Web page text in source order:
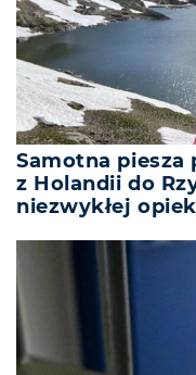
Samotna
z Holandii do
niezwykłej